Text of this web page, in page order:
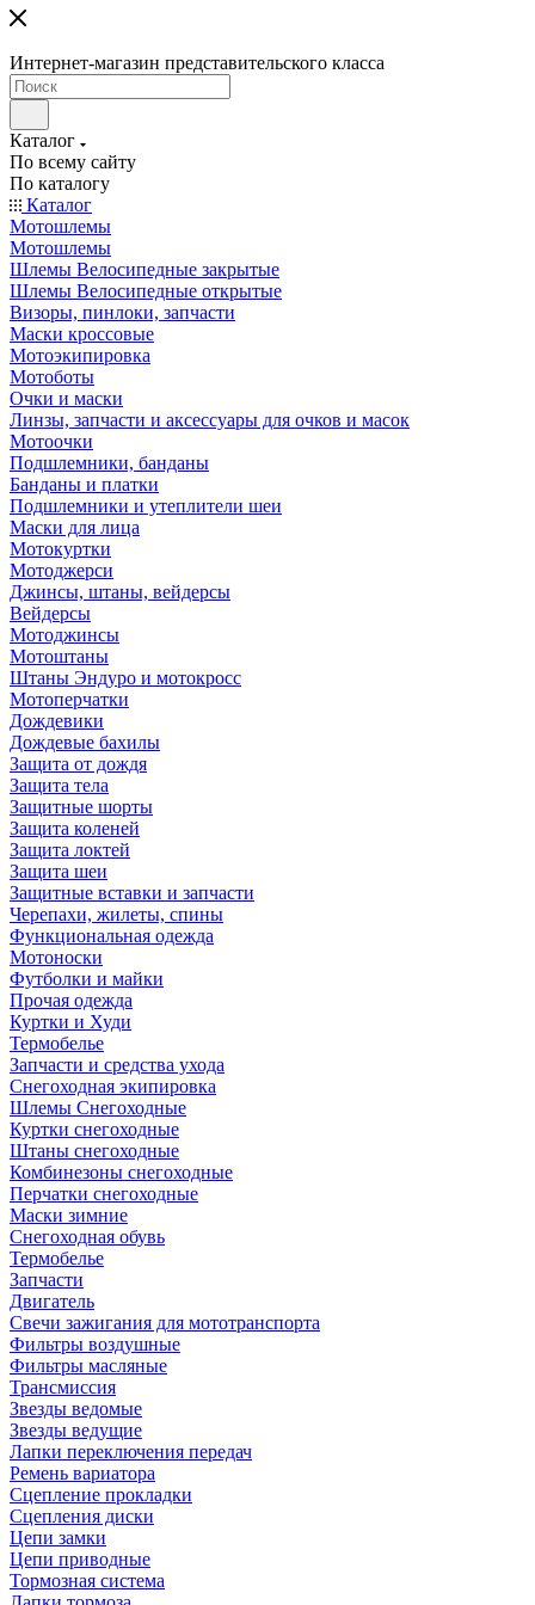
Интернет-магазин представительского класса
Каталог
По всему сайту
По каталогу
Каталог
Мотошлемы
Мотошлемы
Шлемы Велосипедные закрытые
Шлемы Велосипедные открытые
Визоры, пинлоки, запчасти
Маски кроссовые
Мотоэкипировка
Мотоботы
Очки и маски
Линзы, запчасти и аксессуары для очков и масок
Мотоочки
Подшлемники, банданы
Банданы и платки
Подшлемники и утеплители шеи
Маски для лица
Мотокуртки
Мотоджерси
Джинсы, штаны, вейдерсы
Вейдерсы
Мотоджинсы
Мотоштаны
Штаны Эндуро и мотокросс
Мотоперчатки
Дождевики
Дождевые бахилы
Защита от дождя
Защита тела
Защитные шорты
Защита коленей
Защита локтей
Защита шеи
Защитные вставки и запчасти
Черепахи, жилеты, спины
Функциональная одежда
Мотоноски
Футболки и майки
Прочая одежда
Куртки и Худи
Термобелье
Запчасти и средства ухода
Снегоходная экипировка
Шлемы Снегоходные
Куртки снегоходные
Штаны снегоходные
Комбинезоны снегоходные
Перчатки снегоходные
Маски зимние
Снегоходная обувь
Термобелье
Запчасти
Двигатель
Свечи зажигания для мототранспорта
Фильтры воздушные
Фильтры масляные
Трансмиссия
Звезды ведомые
Звезды ведущие
Лапки переключения передач
Ремень вариатора
Сцепление прокладки
Сцепления диски
Цепи замки
Цепи приводные
Тормозная система